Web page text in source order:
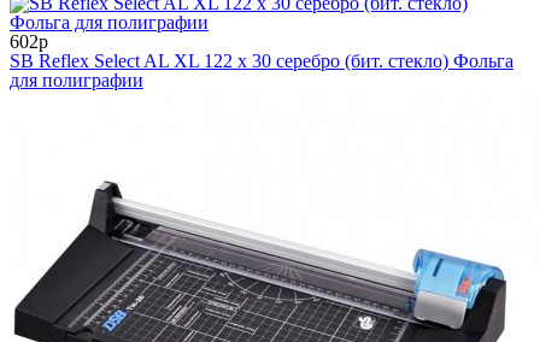
602р
SB Reflex Select AL XL 122 х 30 серебро (бит. стекло) Фольга
для полиграфии